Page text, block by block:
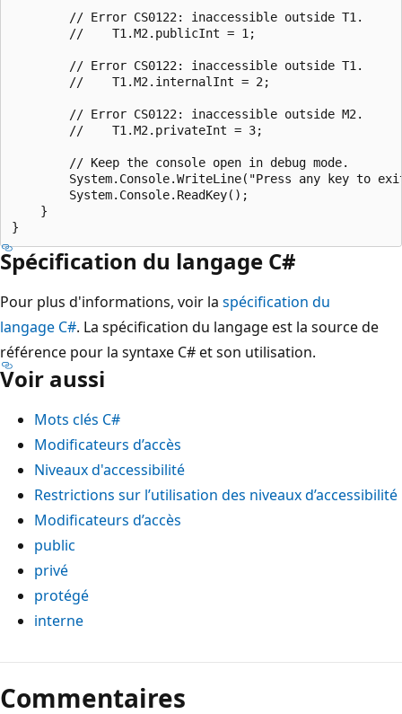
        // Error CS0122: inaccessible outside T1.
        //    T1.M2.publicInt = 1;
        // Error CS0122: inaccessible outside T1.
        //    T1.M2.internalInt = 2;
        // Error CS0122: inaccessible outside M2.
        //    T1.M2.privateInt = 3;
        // Keep the console open in debug mode.
System.Console.WriteLine("Press any key to
        System.Console.ReadKey();
    }
Spécification du langage C#
Pour plus d'informations, voir la spécification du
langage C#. La spécification du langage est la source de
référence pour la syntaxe C# et son utilisation.
Voir aussi
Mots clés C#
Modificateurs d’accès
Niveaux d'accessibilité
Restrictions sur l’utilisation des niveaux d’accessibilité
Modificateurs d’accès
public
privé
protégé
interne
Commentaires